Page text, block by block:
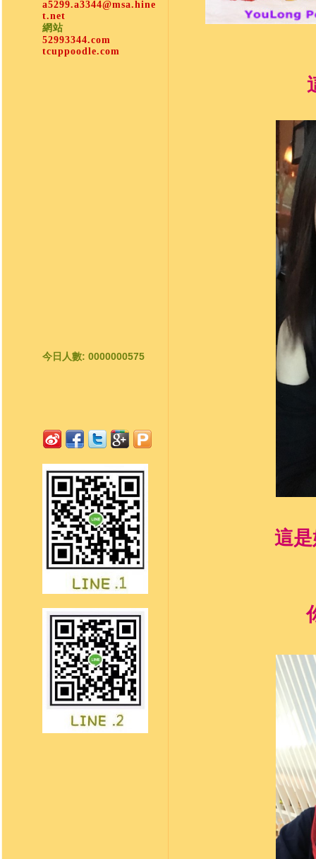
a5299.a3344@msa.hine
t.net
網站
52993344.com
tcuppoodle.com
今日人數: 0000000575
這